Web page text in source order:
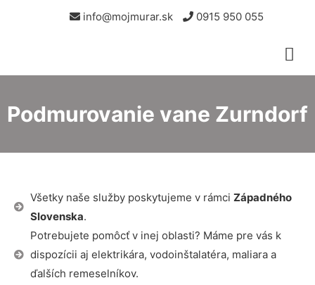
info@mojmurar.sk 0915 950 055
Podmurovanie vane Zurndorf
Všetky naše služby poskytujeme v rámci Západného
Slovenska.
Potrebujete pomôcť v inej oblasti? Máme pre vás k
dispozícii aj elektrikára, vodoinštalatéra, maliara a
ďalších remeselníkov.